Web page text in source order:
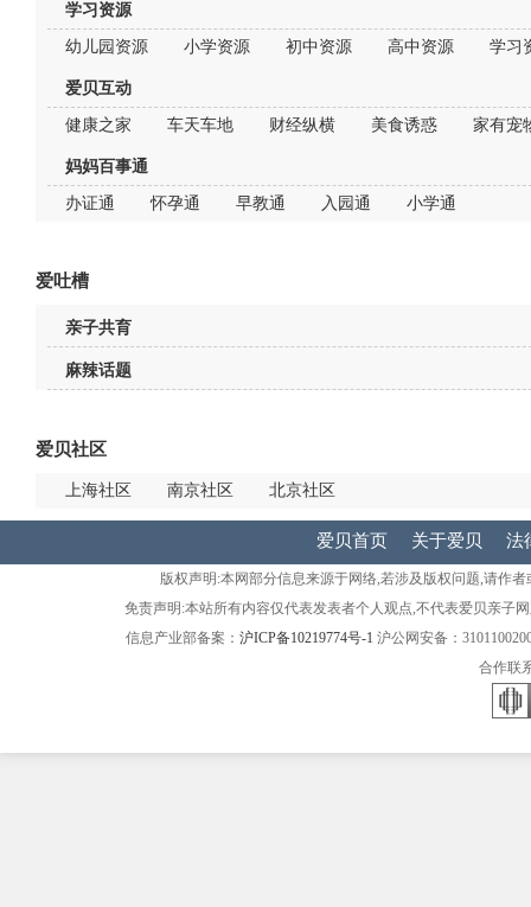
学习资源
幼儿园资源 小学资源 初中资源 高中资源 学习
爱贝互动
健康之家 车天车地 财经纵横 美食诱惑 家有宠
妈妈百事通
办证通 怀孕通 早教通 入园通 小学通
爱吐槽
亲子共育
麻辣话题
爱贝社区
上海社区 南京社区 北京社区
爱贝首页 关于爱贝 法
版权声明:本网部分信息来源于网络,若涉及版权问题,请作
免责声明:本站所有内容仅代表发表者个人观点,不代表爱贝亲子
信息产业部备案：沪ICP备10219774号-1 沪公网安备：
合作联